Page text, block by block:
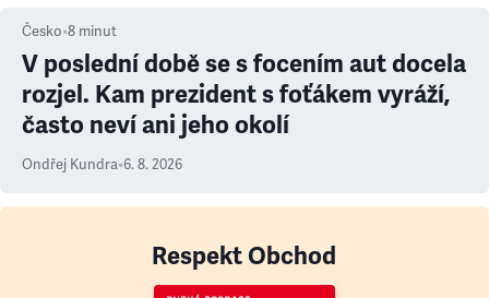
Česko•8 minut
V poslední době se s focením aut docela
rozjel. Kam prezident s foťákem vyráží,
často neví ani jeho okolí
Ondřej Kundra•6. 8. 2026
Respekt Obchod